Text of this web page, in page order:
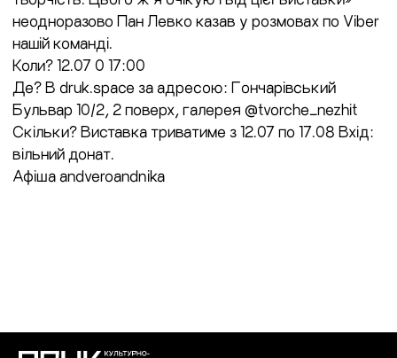
неодноразово Пан Левко казав у розмовах по Viber
нашій команді.
Коли? 12.07 0 17:00
Де? В druk.space за адресою: Гончарівський
Бульвар 10/2, 2 поверх, галерея @tvorche_nezhit
Скільки? Виставка триватиме з 12.07 по 17.08 Вхід:
вільний донат.
Афіша andveroandnika